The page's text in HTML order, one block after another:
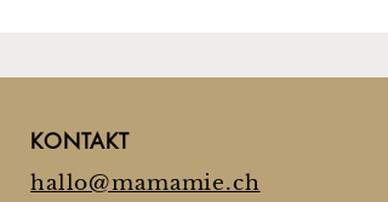
KONTAKT
hallo@mamamie.ch